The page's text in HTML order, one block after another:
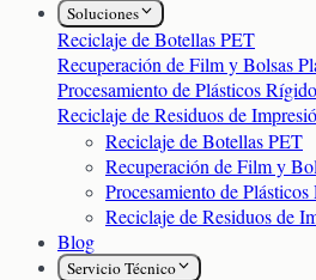
Soluciones
Reciclaje de Botellas PET
Recuperación de Film y Bolsas
Procesamiento de Plásticos
Reciclaje de Residuos de
Reciclaje de Botellas PET
Recuperación de Film y
Procesamiento de
Reciclaje de Residuos de
Blog
Servicio Técnico